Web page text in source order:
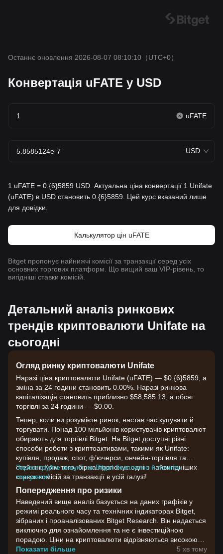
Останнє оновлення 2026-08-07 08:10:10 （UTC+0）
Конвертація uFATE у USD
uFATE
USD
1 uFATE = 0.{6}5859 USD. Актуальна ціна конвертації 1 Unifate
(uFATE) в USD становить 0.{6}5859. Цей курс вказаний лише
для довідки.
Калькулятор цін uFATE
Bitget пропонує найнижчі комісії за транзакції серед усіх
основних торгових платформ. Що вищий ваш VIP-рівень, то
вигідніші ставки комісій.
Детальний аналіз ринкових
трендів криптовалюти Unifate на
сьогодні
Огляд ринку криптовалюти Unifate
Наразі ціна криптовалюти Unifate (uFATE) — $0.{6}5859, а
зміна за 24 години становить 0.00%. Наразі ринкова
капіталізація становить приблизно $58,585.13, а обсяг
торгівлі за 24 години — $0.00.
Тепер, коли ви розумієте ринок, настав час купувати й
торгувати. Понад 100 мільйонів користувачів криптовалют
обирають для торгівлі Bitget. На Bitget доступні різні
способи роботи з криптоактивами, такими як Unifate:
купівля, продаж, спот, ф’ючерси, ончейн-торгівля та
стейкінг. Крім того, біржа пропонує одні з найвигідніших
ставок комісій за транзакції в усій галузі!
Зареєструйте акаунт на Bitget безплатно й почніть
торгувати!
Попередження про ризики
Наведений вище аналіз базується на даних графіків у
режимі реального часу та технічних індикаторах Bitget,
зібраних і проаналізованих Bitget Research. Він надається
виключно для ознайомлення та не є інвестиційною
порадою. Ціни на криптовалюти відрізняються високою
волатильністю. Приймайте інвестиційні рішення,
Показати більше 5 хв тому